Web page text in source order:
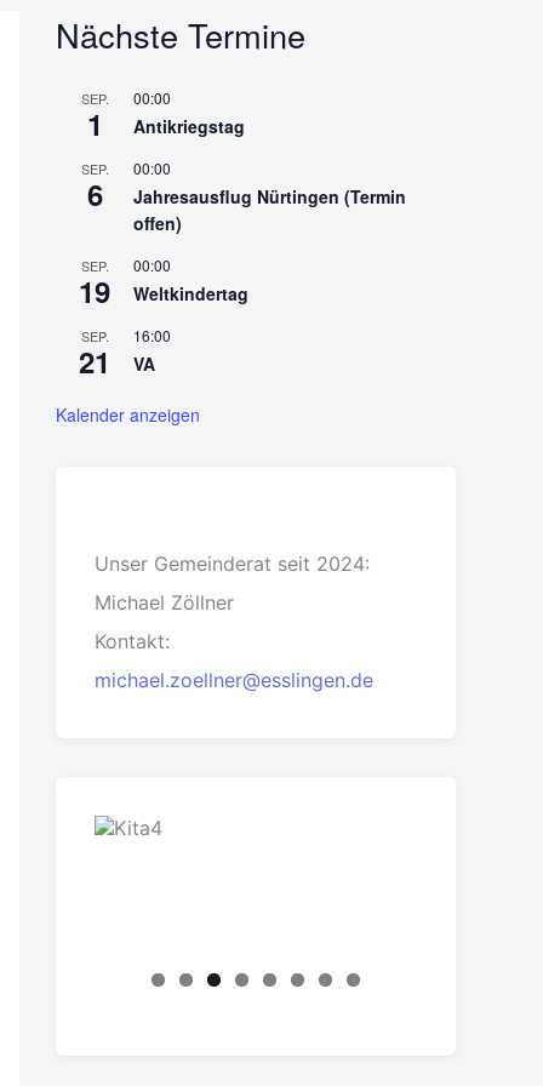
Nächste Termine
SEP.
1
00:00
Antikriegstag
SEP.
6
00:00
Jahresausflug Nürtingen (Termin
offen)
SEP.
19
00:00
Weltkindertag
SEP.
21
16:00
VA
Kalender anzeigen
Unser Gemeinderat seit 2024:
Michael Zöllner
Kontakt:
michael.zoellner@esslingen.de